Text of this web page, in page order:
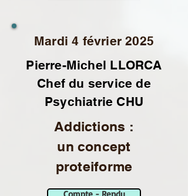
Mardi 4 février 2025
Pierre-Michel LLORCA
Chef du service de
Psychiatrie CHU
Addictions :
un concept
proteiforme